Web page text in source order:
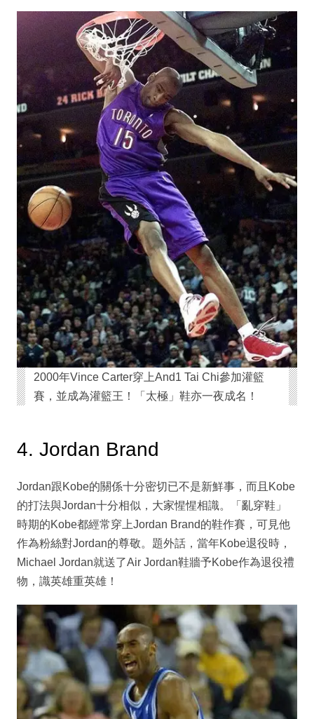
2000年Vince Carter穿上And1 Tai Chi參加灌籃
賽，並成為灌籃王！「太極」鞋亦一夜成名！
4. Jordan Brand
Jordan跟Kobe的關係十分密切已不是新鮮事，而且Kobe
的打法與Jordan十分相似，大家惺惺相識。「亂穿鞋」
時期的Kobe都經常穿上Jordan Brand的鞋作賽，可見他
作為粉絲對Jordan的尊敬。題外話，當年Kobe退役時，
Michael Jordan就送了Air Jordan鞋牆予Kobe作為退役禮
物，識英雄重英雄！